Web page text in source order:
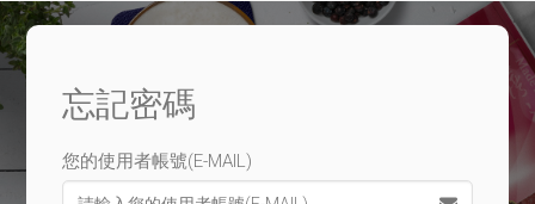
忘記密碼
您的使用者帳號(E-MAIL)